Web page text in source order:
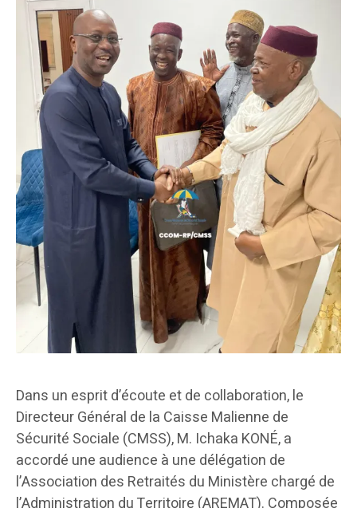
Dans un esprit d’écoute et de collaboration, le
Directeur Général de la Caisse Malienne de
Sécurité Sociale (CMSS), M. Ichaka KONÉ, a
accordé une audience à une délégation de
l’Association des Retraités du Ministère chargé de